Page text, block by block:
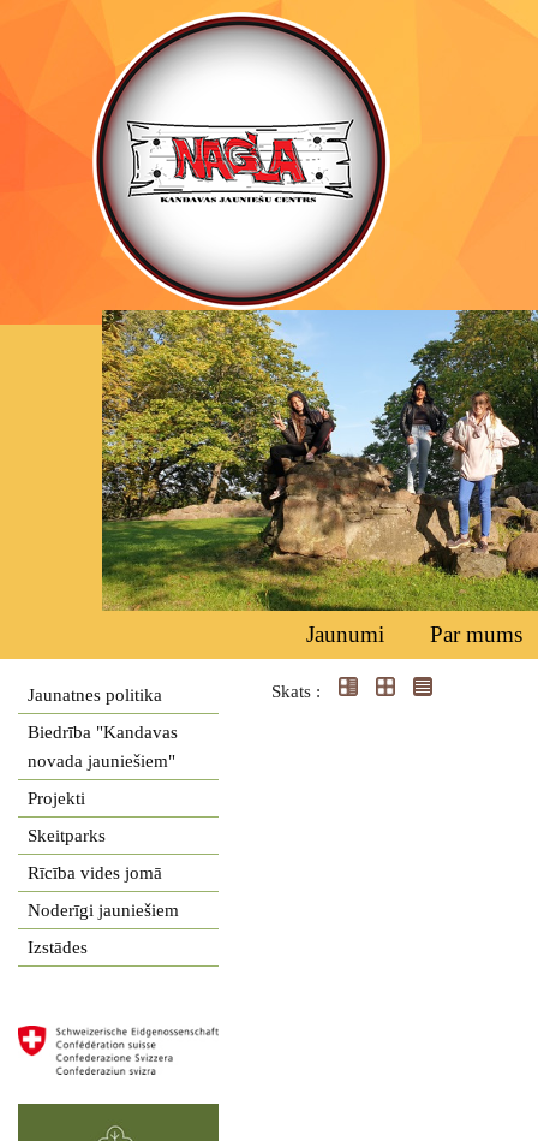
Jaunumi Par mums
Jaunatnes politika
Biedrība "Kandavas
novada jauniešiem"
Projekti
Skeitparks
Rīcība vides jomā
Noderīgi jauniešiem
Izstādes
Skats :